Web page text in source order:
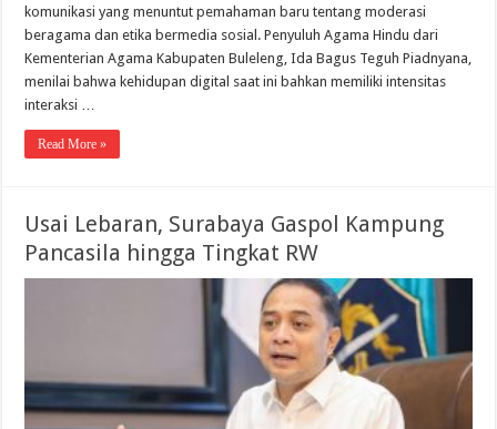
komunikasi yang menuntut pemahaman baru tentang moderasi
beragama dan etika bermedia sosial. Penyuluh Agama Hindu dari
Kementerian Agama Kabupaten Buleleng, Ida Bagus Teguh Piadnyana,
menilai bahwa kehidupan digital saat ini bahkan memiliki intensitas
interaksi …
Read More »
Usai Lebaran, Surabaya Gaspol Kampung
Pancasila hingga Tingkat RW